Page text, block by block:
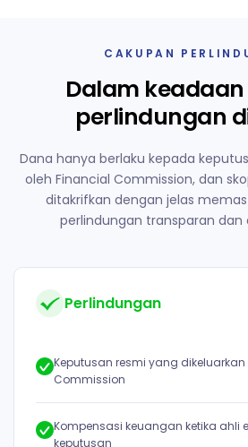
CAKUPAN
Dalam
perlindungan
Dana hanya berlaku kepada
oleh Financial Commission, dan
ditakrifkan dengan jelas
perlindungan transparan dan
Perlindungan
Keputusan resmi yang
Commission
Kompensasi keuangan ketika ahli
keputusan